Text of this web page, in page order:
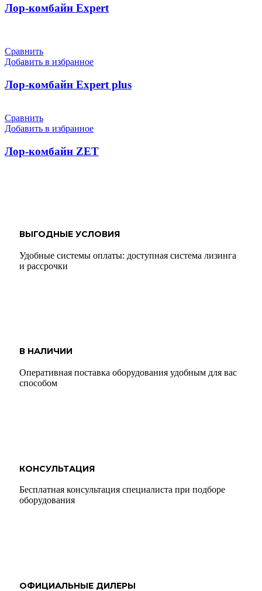
Лор-комбайн Expert
Сравнить
Добавить в избранное
Лор-комбайн Expert plus
Сравнить
Добавить в избранное
Лор-комбайн ZET
ОФИЦИАЛЬНЫЕ ДИЛЕРЫ
КОНСУЛЬТАЦИЯ
Бесплатная консультация специалиста при подборе
оборудования
В НАЛИЧИИ
Оперативная поставка оборудования удобным для вас
способом
ВЫГОДНЫЕ УСЛОВИЯ
Удобные системы оплаты: доступная система лизинга
и рассрочки